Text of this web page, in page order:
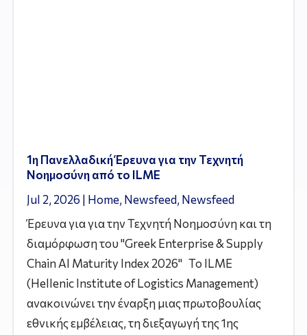
1η Πανελλαδική Έρευνα για την Τεχνητή
Νοημοσύνη από το ILME
Jul 2, 2026 | Home, Newsfeed, Newsfeed
Έρευνα για για την Τεχνητή Νοημοσύνη και τη
διαμόρφωση του "Greek Enterprise & Supply
Chain AI Maturity Index 2026" Το ILME
(Hellenic Institute of Logistics Management)
ανακοινώνει την έναρξη μιας πρωτοβουλίας
εθνικής εμβέλειας, τη διεξαγωγή της 1ης